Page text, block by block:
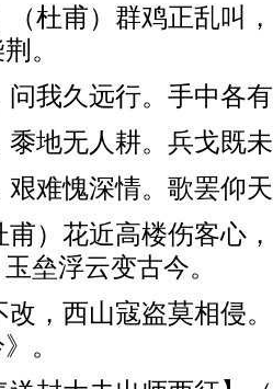
（杜甫）群鸡正乱叫
。
问我久远行。手中各
黍地无人耕。兵戈既
艰难愧深情。歌罢仰
甫）花近高楼伤客心
垒浮云变古今。
改，西山寇盗莫相侵
。